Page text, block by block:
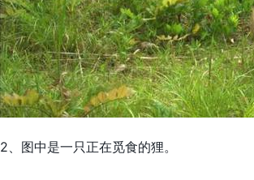
2、图中是一只正在觅食的狸。